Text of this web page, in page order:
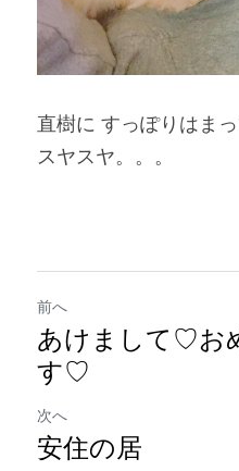
直樹に すっぽりはま
スヤスヤ。。。
前へ
あけまして♡お
す♡
次へ
安住の居